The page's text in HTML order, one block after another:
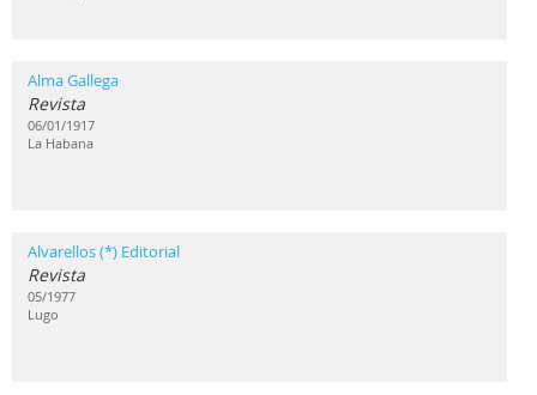
Alma Gallega
Revista
06/01/1917
La Habana
Alvarellos (*) Editorial
Revista
05/1977
Lugo